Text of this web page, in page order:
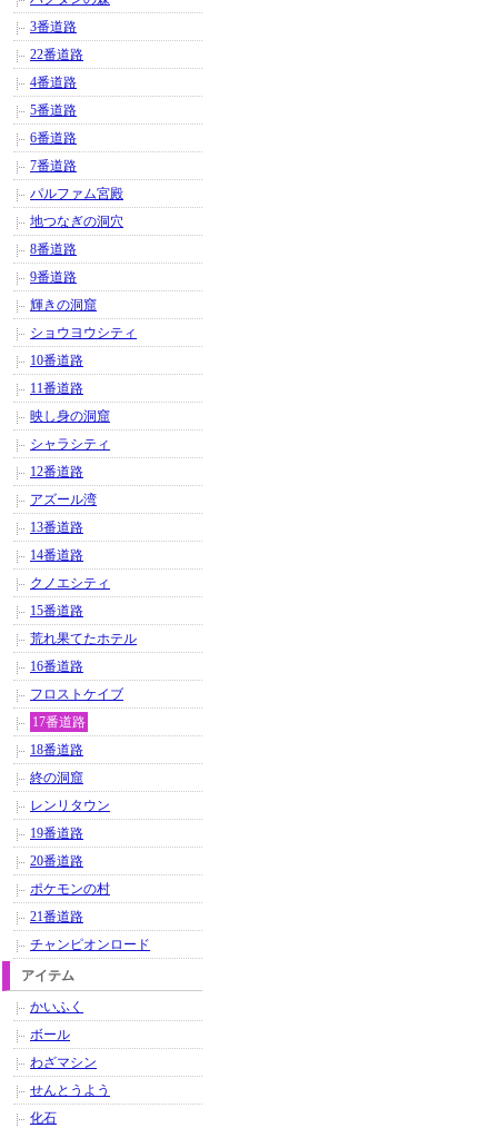
3番道路
22番道路
4番道路
5番道路
6番道路
7番道路
パルファム宮殿
地つなぎの洞穴
8番道路
9番道路
輝きの洞窟
ショウヨウシティ
10番道路
11番道路
映し身の洞窟
シャラシティ
12番道路
アズール湾
13番道路
14番道路
クノエシティ
15番道路
荒れ果てたホテル
16番道路
フロストケイブ
17番道路
18番道路
終の洞窟
レンリタウン
19番道路
20番道路
ポケモンの村
21番道路
チャンピオンロード
アイテム
かいふく
ボール
わざマシン
せんとうよう
化石